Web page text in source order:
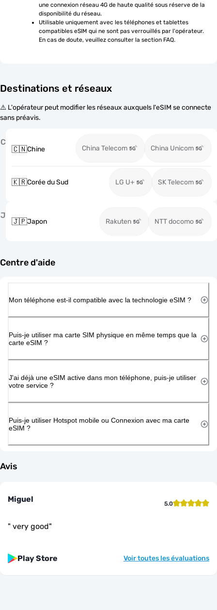
une connexion réseau 4G de haute qualité sous réserve de la
disponibilité du réseau.
Utilisable uniquement avec les téléphones et tablettes
compatibles eSIM qui ne sont pas verrouillés par l'opérateur.
En cas de doute, veuillez consulter la section FAQ.
Destinations et réseaux
⚠️ L'opérateur peut modifier les réseaux auxquels l'eSIM se connecte
sans préavis.
C
🇨🇳Chine China Telecom China Unicom
🇰🇷Corée du Sud LG U+ SK Telecom
J
🇯🇵Japon Rakuten NTT docomo
Centre d'aide
Mon téléphone est-il compatible avec la technologie eSIM ?
Puis-je utiliser ma carte SIM physique en même temps que la
carte eSIM ?
J'ai déjà une eSIM active dans mon téléphone, puis-je utiliser
votre service ?
Puis-je utiliser Hotspot mobile ou Connexion avec ma carte
eSIM ?
Avis
Miguel 5.0
" very good"
Play Store Voir toutes les évaluations